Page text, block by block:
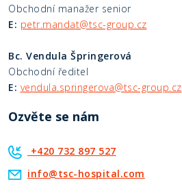
Obchodní manažer senior
E: petr.mandat@tsc-group.cz
Bc. Vendula Špringerová
Obchodní ředitel
E: vendula.springerova@tsc-group.cz
Ozvěte se nám
+420 732 897 527
info@tsc-hospital.com